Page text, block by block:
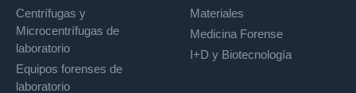
Centrífugas y
Microcentrífugas de
laboratorio
Equipos forenses de
laboratorio
Materiales
Medicina Forense
I+D y Biotecnología